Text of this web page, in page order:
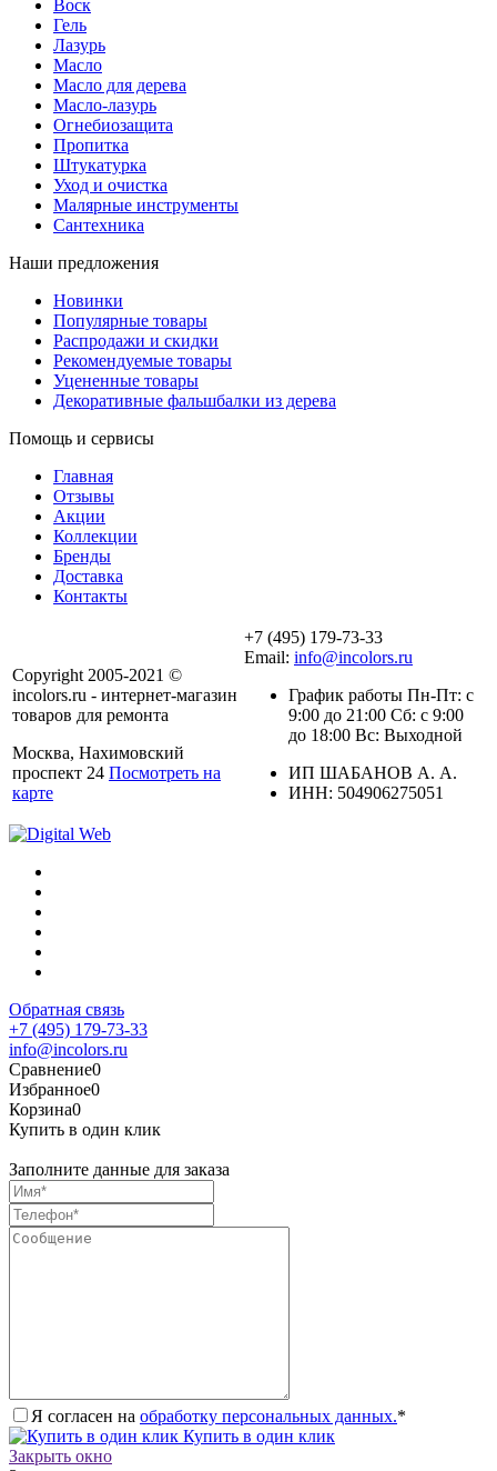
Воск
Гель
Лазурь
Масло
Масло для дерева
Масло-лазурь
Огнебиозащита
Пропитка
Штукатурка
Уход и очистка
Малярные инструменты
Сантехника
Наши предложения
Новинки
Популярные товары
Распродажи и скидки
Рекомендуемые товары
Уцененные товары
Декоративные фальшбалки из дерева
Помощь и сервисы
Главная
Отзывы
Акции
Коллекции
Бренды
Доставка
Контакты
Copyright 2005-2021 ©
incolors.ru - интернет-магазин
товаров для ремонта
Москва, Нахимовский
проспект 24 Посмотреть на
карте
+7 (495) 179-73-33
Email: info@incolors.ru
График работы Пн-Пт: с
9:00 до 21:00 Сб: с 9:00
до 18:00 Вс: Выходной
ИП ШАБАНОВ А. А.
ИНН: 504906275051
Обратная связь
+7 (495) 179-73-33
info@incolors.ru
Сравнение0
Избранное0
Корзина0
Купить в один клик
Заполните данные для заказа
Я согласен на обработку персональных данных.*
Купить в один клик
Закрыть окно